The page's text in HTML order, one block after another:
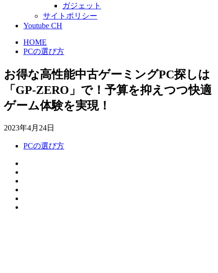
ガジェット
サイトポリシー
Youtube CH
HOME
PCの選び方
お得な高性能中古ゲーミングPC探しは
「GP-ZERO」で！予算を抑えつつ快適
ゲーム体験を実現！
2023年4月24日
PCの選び方